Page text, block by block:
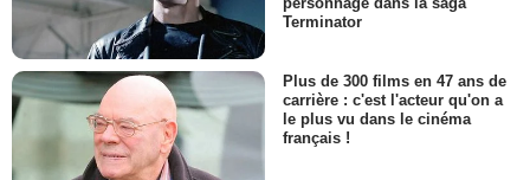
Terminator
Plus de 300 films en 47 ans de
carrière : c'est l'acteur qu'on a
le plus vu dans le cinéma
français !